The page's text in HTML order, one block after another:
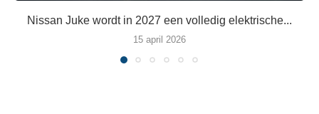
Nissan Juke wordt in 2027 een volledig elektrische...
15 april 2026